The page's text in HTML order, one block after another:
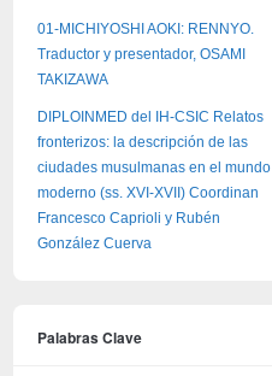
01-MICHIYOSHI AOKI: RENNYO.
Traductor y presentador, OSAMI
TAKIZAWA
DIPLOINMED del IH-CSIC Relatos
fronterizos: la descripción de las
ciudades musulmanas en el mundo
moderno (ss. XVI-XVII) Coordinan
Francesco Caprioli y Rubén
González Cuerva
Palabras Clave